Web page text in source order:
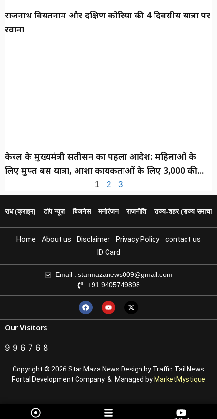
राजनाथ वियतनाम और दक्षिण कोरिया की 4 दिवसीय यात्रा पर
रवाना
केरल के मुख्यमंत्री सतीसन का पहला आदेश: महिलाओं के
लिए मुफ्त बस यात्रा, आशा कार्यकर्ताओं के लिए ₹3,000 की
1 2 3
(क्राइम) टॉप न्यूज़ बिजनेस मनोरंजन राजनीति राज्य‑शहर (राज्य समाचार)
Home About us Disclaimer Privacy Policy
contact us
ID Card
Email : starmazanews009@gmail.com
+91 9405749898
Our Visitors
9 9 6 7 6 8
Copyright © 2026 Star Maza News Design by Traffic Tail News
Portal Development Company & Managed by MarketMystique